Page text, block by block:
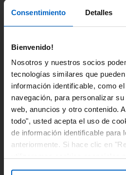
Consentimiento Detalles
Bienvenido!
Nosotros y nuestros socios
tecnologías similares que
información identificable, como
navegación, para personalizar
web, anuncios y otro contenido.
todo", usted acepta el uso de
de información identificable para
anteriormente. Si hace clic en
del sitio web y no para
PONENCIA
Guidelines for lipid lowering in
the view from North America
#Ponencia #SesionesCientificas